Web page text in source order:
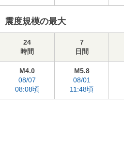
震度規模の最大
24
時間
7
日間
M4.0
08/07
08:08頃
M5.8
08/01
11:48頃